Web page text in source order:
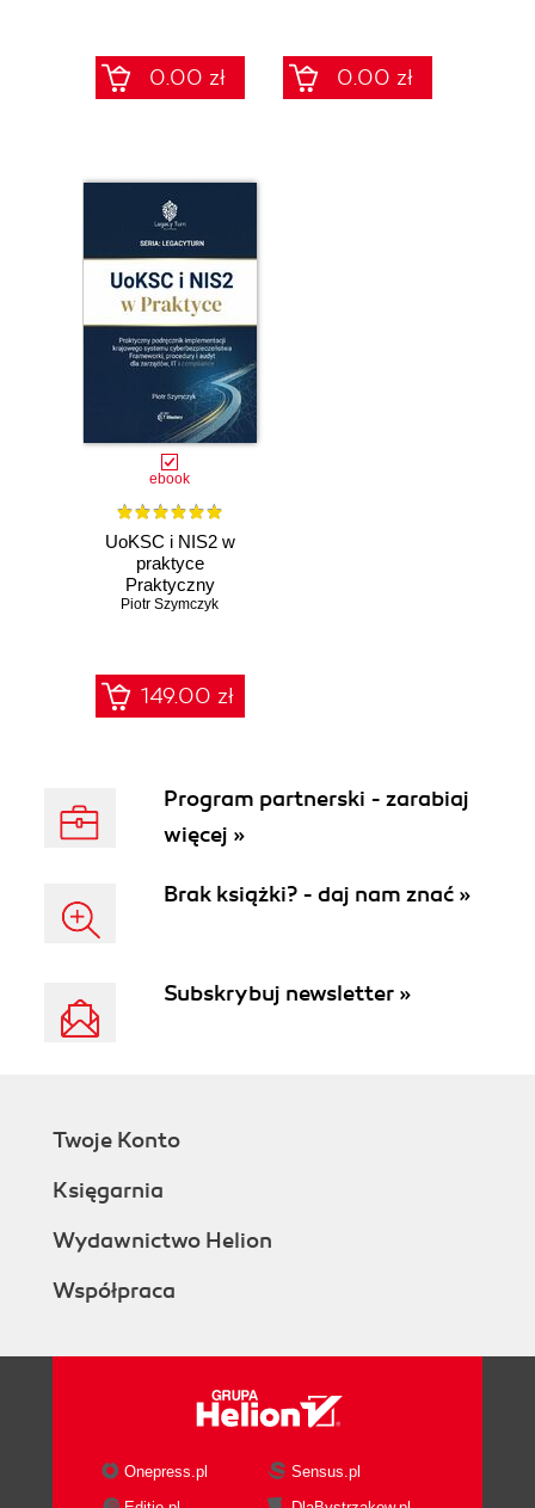
2026
0.00 zł
kompletny
przewodnik po 68
szablonach
0.00 zł
ebook
UoKSC i NIS2 w
praktyce
Praktyczny
podręcznik
Systemu
Cyberbezpieczeństwa
Frameworki,
Piotr Szymczyk
149.00 zł
Program partnerski - zarabiaj
więcej »
Brak książki? - daj nam znać »
Subskrybuj newsletter »
Twoje Konto
Księgarnia
Wydawnictwo Helion
Współpraca
Onepress.pl
Sensus.pl